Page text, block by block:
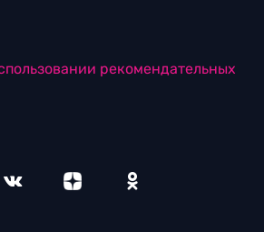
рекомендательных